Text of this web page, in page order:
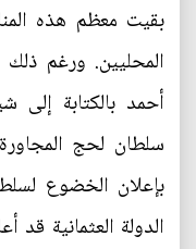
بقيت معظم هذه
المحليين. ورغم ذلك
أحمد بالكتابة
سلطان لحج
بإعلان الخضوع
الدولة العثمانية قد